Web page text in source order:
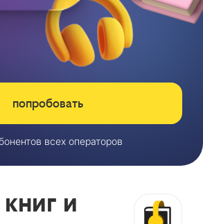
попробовать
всех операторов
и